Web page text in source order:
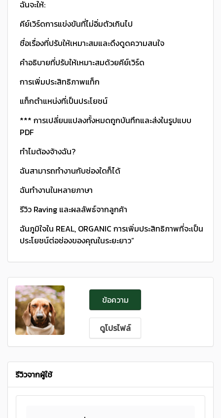
ฉันจะให้:
คีย์เวิร์ดการแข่งขันที่ไม่อิ่มตัวเกินไป
ชื่อเรื่องที่ปรับให้เหมาะสมและดึงดูดความสนใจ
คําอธิบายที่ปรับให้เหมาะสมด้วยคีย์เวิร์ด
การเพิ่มประสิทธิภาพแท็ก
แท็กตําแหน่งที่เป็นประโยชน์
*** การเปลี่ยนแปลงทั้งหมดถูกบันทึกและส่งในรูปแบบ
PDF
ทําไมต้องจ้างฉัน?
ฉันสามารถทํางานกับช่องใดก็ได้
ฉันทํางานในหลายภาษา
รีวิว Raving และผลลัพธ์จากลูกค้า
ฉันภูมิใจใน REAL, ORGANIC การเพิ่มประสิทธิภาพที่จะเป็น
ประโยชน์ต่อช่องของคุณในระยะยาว”
ข้อความ
ดูโปรไฟล์
รีวิวจากผู้ใช้